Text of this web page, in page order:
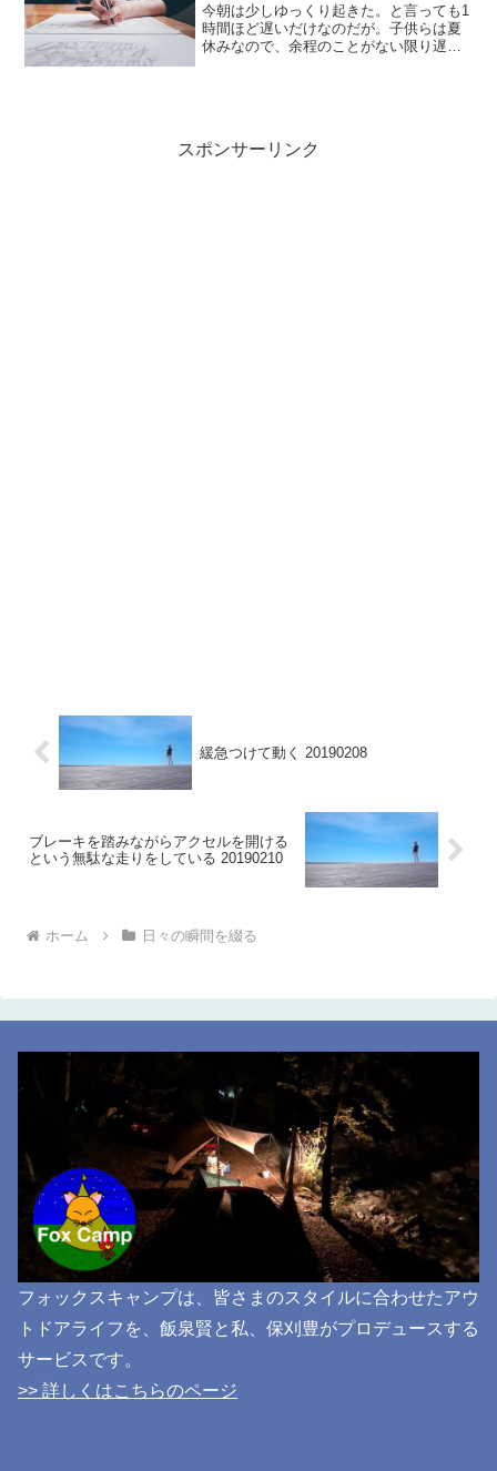
今朝は少しゆっくり起きた。と言っても1
時間ほど遅いだけなのだが。子供らは夏
休みなので、余程のことがない限り遅く
スポンサーリンク
緩急つけて動く 20190208
ブレーキを踏みながらアクセルを開ける
という無駄な走りをしている 20190210
ホーム 日々の瞬間を綴る
フォックスキャンプは、皆さまのスタイルに合わせたアウ
トドアライフを、飯泉賢と私、保刈豊がプロデュースする
サービスです。
>> 詳しくはこちらのページ